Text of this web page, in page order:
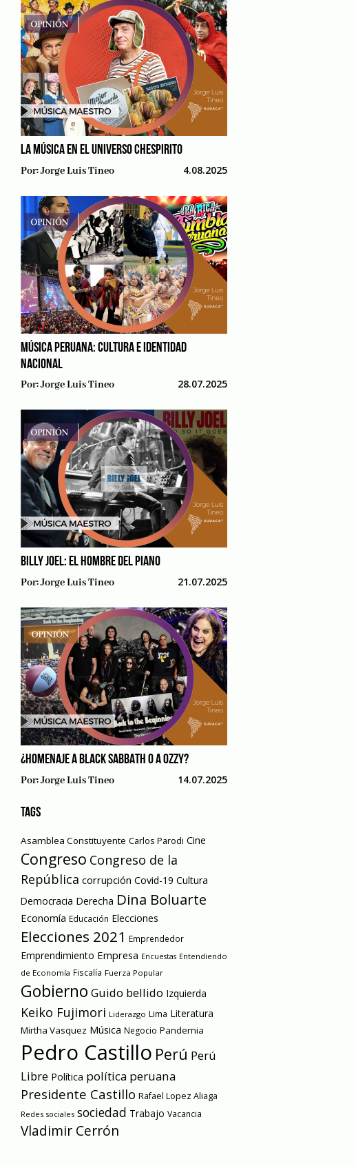
LA MÚSICA EN EL UNIVERSO CHESPIRITO
Por:Jorge Luis Tineo 4.08.2025
MÚSICA PERUANA: CULTURA E IDENTIDAD
NACIONAL
Por:Jorge Luis Tineo 28.07.2025
BILLY JOEL: EL HOMBRE DEL PIANO
Por:Jorge Luis Tineo 21.07.2025
¿HOMENAJE A BLACK SABBATH O A OZZY?
Por:Jorge Luis Tineo 14.07.2025
TAGS
Asamblea Constituyente Carlos Parodi Cine
Congreso Congreso de la
República corrupción Covid-19 Cultura
Democracia Derecha Dina Boluarte
Economía Educación Elecciones
Elecciones 2021 Emprendedor
Emprendimiento Empresa Encuestas Entendiendo
de Economía Fiscalía Fuerza Popular
Gobierno Guido bellido Izquierda
Keiko Fujimori Liderazgo Lima Literatura
Mirtha Vasquez Música Negocio Pandemia
Pedro Castillo Perú Perú
Libre Política política peruana
Presidente Castillo Rafael Lopez Aliaga
Redes sociales sociedad Trabajo Vacancia
Vladimir Cerrón